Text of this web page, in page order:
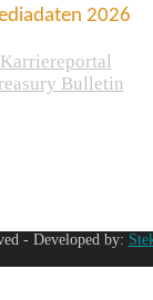
2026
Karriereportal
Bulletin
- Developed by: